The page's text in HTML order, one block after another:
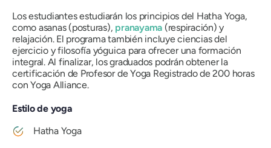
Los estudiantes estudiarán los principios del Hatha Yoga,
como asanas (posturas), pranayama (respiración) y
relajación. El programa también incluye ciencias del
ejercicio y filosofía yóguica para ofrecer una formación
integral. Al finalizar, los graduados podrán obtener la
certificación de Profesor de Yoga Registrado de 200 horas
con Yoga Alliance.
Estilo de yoga
Hatha Yoga